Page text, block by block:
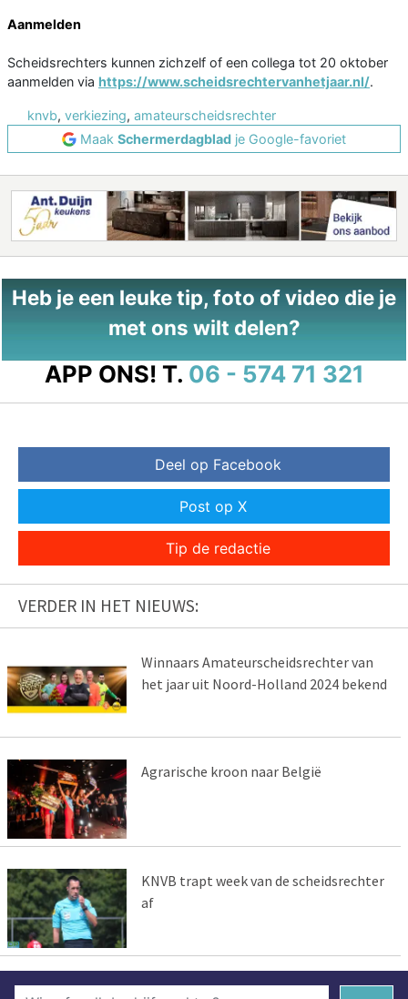
Aanmelden
Scheidsrechters kunnen zichzelf of een collega tot 20 oktober
aanmelden via https://www.scheidsrechtervanhetjaar.nl/.
knvb, verkiezing, amateurscheidsrechter
Maak Schermerdagblad je Google-favoriet
Heb je een leuke tip, foto of video die je
met ons wilt delen?
APP ONS! T. 06 - 574 71 321
Deel op Facebook
Post op X
Tip de redactie
VERDER IN HET NIEUWS:
Winnaars Amateurscheidsrechter van
het jaar uit Noord-Holland 2024 bekend
Agrarische kroon naar België
KNVB trapt week van de scheidsrechter
af